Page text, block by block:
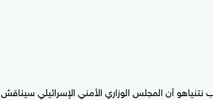
أن المجلس الوزاري الأمني الإسرائيلي سيناقش